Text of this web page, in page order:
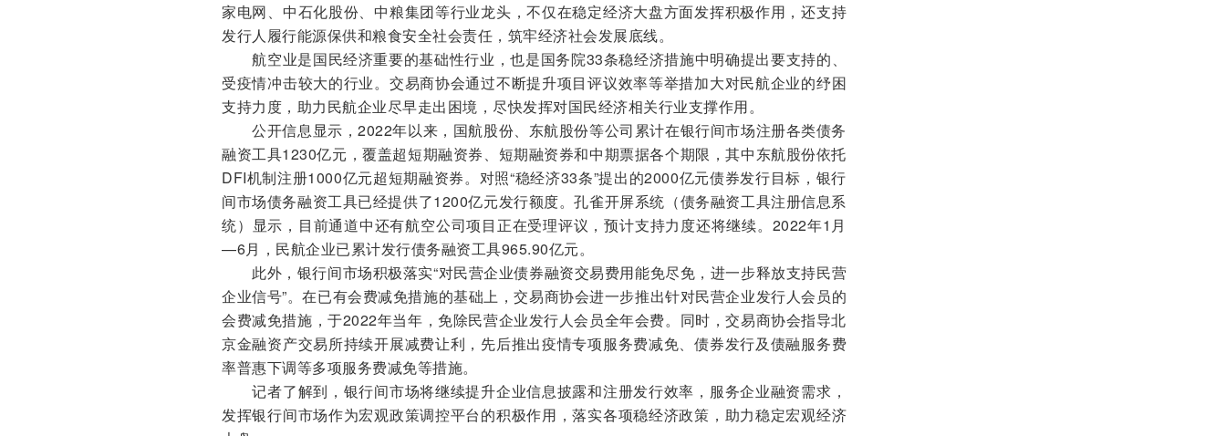
家电网、中石化股份、中粮集团等行业龙头，不仅在稳定经济大盘方面发挥积极作用，还支持
发行人履行能源保供和粮食安全社会责任，筑牢经济社会发展底线。
航空业是国民经济重要的基础性行业，也是国务院33条稳经济措施中明确提出要支持的、
受疫情冲击较大的行业。交易商协会通过不断提升项目评议效率等举措加大对民航企业的纾困
支持力度，助力民航企业尽早走出困境，尽快发挥对国民经济相关行业支撑作用。
公开信息显示，2022年以来，国航股份、东航股份等公司累计在银行间市场注册各类债务
融资工具1230亿元，覆盖超短期融资券、短期融资券和中期票据各个期限，其中东航股份依托
DFI机制注册1000亿元超短期融资券。对照“稳经济33条”提出的2000亿元债券发行目标，银行
间市场债务融资工具已经提供了1200亿元发行额度。孔雀开屏系统（债务融资工具注册信息系
统）显示，目前通道中还有航空公司项目正在受理评议，预计支持力度还将继续。2022年1月
—6月，民航企业已累计发行债务融资工具965.90亿元。
此外，银行间市场积极落实“对民营企业债券融资交易费用能免尽免，进一步释放支持民营
企业信号”。在已有会费减免措施的基础上，交易商协会进一步推出针对民营企业发行人会员的
会费减免措施，于2022年当年，免除民营企业发行人会员全年会费。同时，交易商协会指导北
京金融资产交易所持续开展减费让利，先后推出疫情专项服务费减免、债券发行及债融服务费
率普惠下调等多项服务费减免等措施。
记者了解到，银行间市场将继续提升企业信息披露和注册发行效率，服务企业融资需求，
发挥银行间市场作为宏观政策调控平台的积极作用，落实各项稳经济政策，助力稳定宏观经济